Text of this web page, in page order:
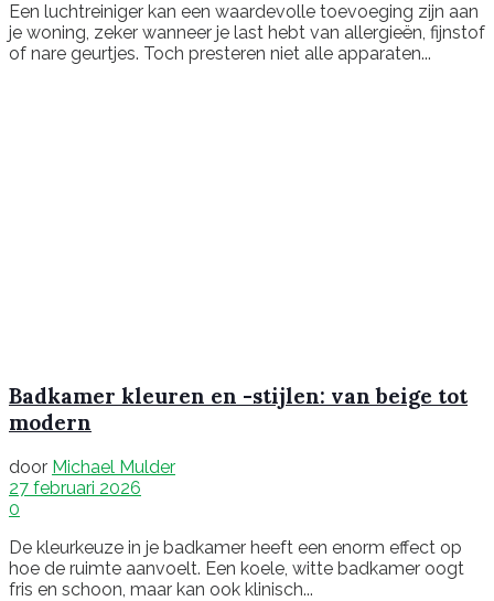
Een luchtreiniger kan een waardevolle toevoeging zijn aan
je woning, zeker wanneer je last hebt van allergieën, fijnstof
of nare geurtjes. Toch presteren niet alle apparaten...
Badkamer kleuren en -stijlen: van beige tot
modern
door Michael Mulder
27 februari 2026
0
De kleurkeuze in je badkamer heeft een enorm effect op
hoe de ruimte aanvoelt. Een koele, witte badkamer oogt
fris en schoon, maar kan ook klinisch...